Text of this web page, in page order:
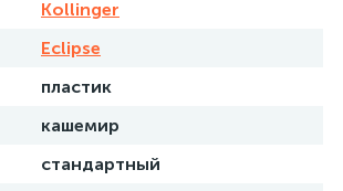
Kollinger
Eclipse
пластик
кашемир
стандартный